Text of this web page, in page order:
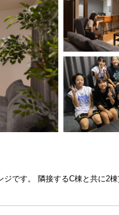
です。 隣接するC棟と共に2